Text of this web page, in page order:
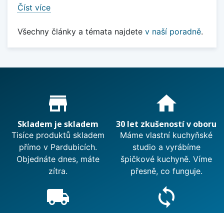
Číst více
Všechny články a témata najdete v naší poradně.
Proč nakupovat u nás?
store_mall_directory
Skladem je skladem
Tisíce produktů skladem
přímo v Pardubicích.
Objednáte dnes, máte
zítra.
home
30 let zkušeností v oboru
Máme vlastní kuchyňské
studio a vyrábíme
špičkové kuchyně. Víme
přesně, co funguje.
local_shipping sync